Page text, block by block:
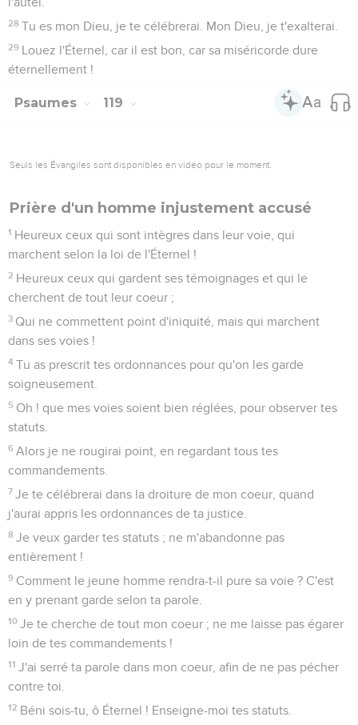
28 Tu es mon Dieu, je te célébrerai. Mon Dieu, je t'exalterai.
29 Louez l'Éternel, car il est bon, car sa miséricorde dure
éternellement !
Psaumes 119
Seuls les Évangiles sont disponibles en vidéo pour le moment.
Prière d'un homme injustement accusé
1 Heureux ceux qui sont intègres dans leur voie, qui
marchent selon la loi de l'Éternel !
2 Heureux ceux qui gardent ses témoignages et qui le
cherchent de tout leur coeur ;
3 Qui ne commettent point d'iniquité, mais qui marchent
dans ses voies !
4 Tu as prescrit tes ordonnances pour qu'on les garde
soigneusement.
5 Oh ! que mes voies soient bien réglées, pour observer tes
statuts.
6 Alors je ne rougirai point, en regardant tous tes
commandements.
7 Je te célébrerai dans la droiture de mon coeur, quand
j'aurai appris les ordonnances de ta justice.
8 Je veux garder tes statuts ; ne m'abandonne pas
entièrement !
9 Comment le jeune homme rendra-t-il pure sa voie ? C'est
en y prenant garde selon ta parole.
10 Je te cherche de tout mon coeur ; ne me laisse pas égarer
loin de tes commandements !
11 J'ai serré ta parole dans mon coeur, afin de ne pas pécher
contre toi.
12 Béni sois-tu, ô Éternel ! Enseigne-moi tes statuts.